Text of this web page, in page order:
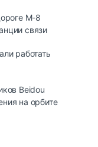
М-8
связи
работать
Beidou
на орбите